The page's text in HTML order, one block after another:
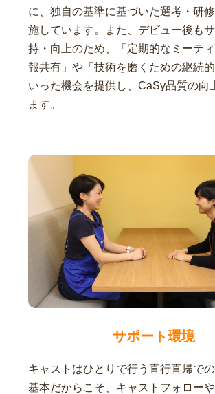
に、独自の基準に基づいた選考・研
施しています。また、デビュー後も
持・向上のため、「定期的なミーテ
報共有」や「技術を磨くための継続
いった機会を提供し、CaSy品質の向
ます。
サポート環境
キャストはひとりで行う直行直帰で
基本だからこそ、キャストフォロー